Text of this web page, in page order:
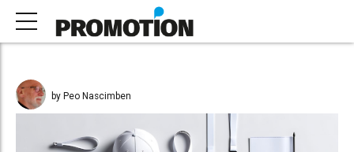
by Peo Nascimben